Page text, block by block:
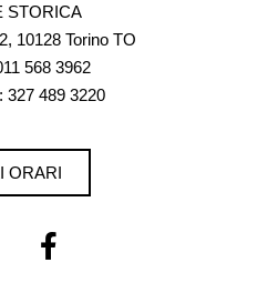
STORICA
10128 Torino TO
568 3962
327 489 3220
ORARI